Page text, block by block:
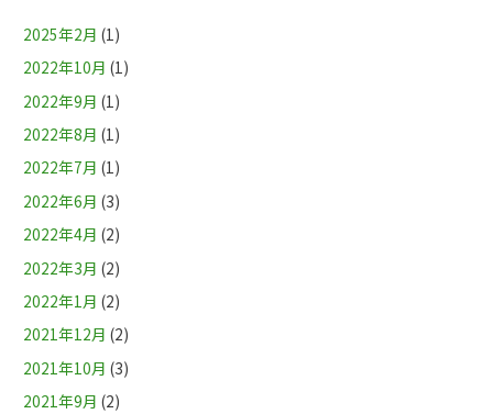
2025年2月 (1)
2022年10月 (1)
2022年9月 (1)
2022年8月 (1)
2022年7月 (1)
2022年6月 (3)
2022年4月 (2)
2022年3月 (2)
2022年1月 (2)
2021年12月 (2)
2021年10月 (3)
2021年9月 (2)